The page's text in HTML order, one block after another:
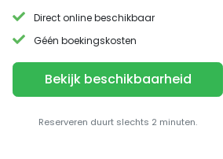
Direct online beschikbaar
Géén boekingskosten
Bekijk beschikbaarheid
Reserveren duurt slechts 2 minuten.